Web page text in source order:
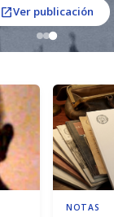
open_in_newVer publicación
NOTAS